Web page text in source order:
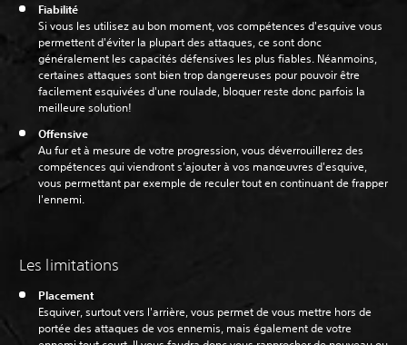
Fiabilité
Si vous les utilisez au bon moment, vos compétences d'esquive vous
permettent d'éviter la plupart des attaques, ce sont donc
généralement les capacités défensives les plus fiables. Néanmoins,
certaines attaques sont bien trop dangereuses pour pouvoir être
facilement esquivées d'une roulade, bloquer reste donc parfois la
meilleure solution!
Offensive
Au fur et à mesure de votre progression, vous déverrouillerez des
compétences qui viendront s'ajouter à vos manœuvres d'esquive,
vous permettant par exemple de reculer tout en continuant de frapper
l'ennemi.
Les limitations
Placement
Esquiver, surtout vers l'arrière, vous permet de vous mettre hors de
portée des attaques de vos ennemis, mais également de votre